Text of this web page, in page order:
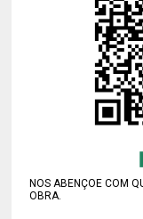
NOS ABENÇOE COM
OBRA.